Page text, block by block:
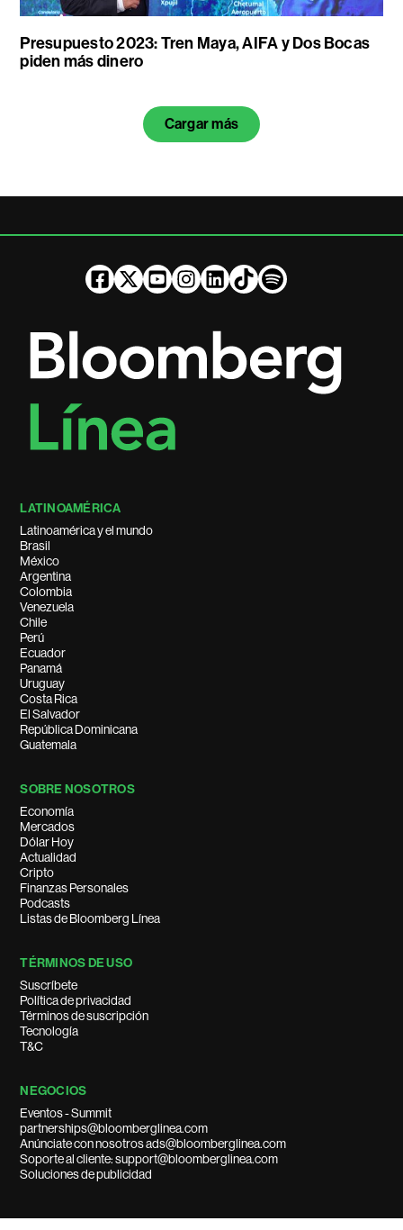
Presupuesto 2023: Tren Maya, AIFA y Dos Bocas
piden más dinero
Cargar más
LATINOAMÉRICA
Latinoamérica y el mundo
Brasil
México
Argentina
Colombia
Venezuela
Chile
Perú
Ecuador
Panamá
Uruguay
Costa Rica
El Salvador
República Dominicana
Guatemala
SOBRE NOSOTROS
Economía
Mercados
Dólar Hoy
Actualidad
Cripto
Finanzas Personales
Podcasts
Listas de Bloomberg Línea
TÉRMINOS DE USO
Suscríbete
Política de privacidad
Términos de suscripción
Tecnología
T&C
NEGOCIOS
Eventos - Summit
partnerships@bloomberglinea.com
Anúnciate con nosotros ads@bloomberglinea.com
Soporte al cliente: support@bloomberglinea.com
Soluciones de publicidad